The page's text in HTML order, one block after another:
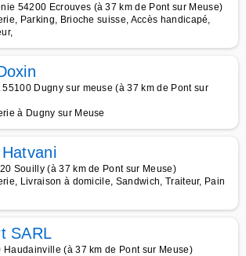
54200 Ecrouves (à 37 km de Pont sur Meuse)
Parking, Brioche suisse, Accès handicapé,
Dugny sur meuse (à 37 km de Pont sur
à Dugny sur Meuse
Souilly (à 37 km de Pont sur Meuse)
Livraison à domicile, Sandwich, Traiteur, Pain
SARL
Haudainville (à 37 km de Pont sur Meuse)